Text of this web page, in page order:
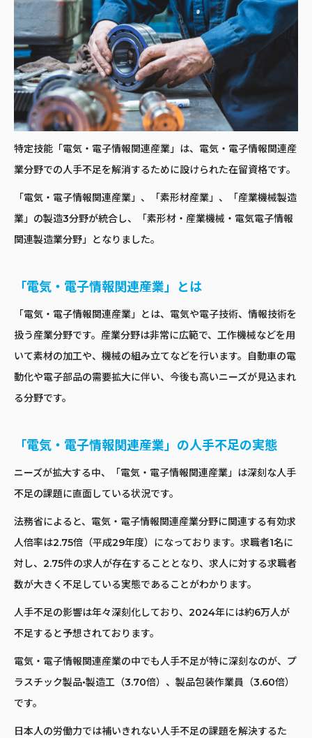
特定技能「電気・電子情報関連産業」は、電気・電子情報関連産
業分野での人手不足を解消するために設けられた在留資格です。
「電気・電子情報関連産業」、「素形材産業」、「産業機械製造
業」の製造3分野が統合し、「素形材・産業機械・電気電子情報
関連製造業分野」となりました。
「電気・電子情報関連産業」とは
「電気・電子情報関連産業」とは、電気や電子技術、情報技術を
扱う産業分野です。産業分野は非常に広範で、工作機械などを用
いて素材の加工や、機械の組み立てなどを行います。自動車の電
動化や電子部品の需要拡大に伴い、今後も高いニーズが見込まれ
る分野です。
「電気・電子情報関連産業」の人手不足の実態
ニーズが拡大する中、「電気・電子情報関連産業」は深刻な人手
不足の課題に直面している状況です。
法務省によると、電気・電子情報関連産業分野に関連する有効求
人倍率は2.75倍（平成29年度）になっております。求職者1名に
対し、2.75件の求人が存在することとなり、求人に対する求職者
数が大きく不足している実態であることがわかります。
人手不足の影響は年々深刻化しており、2024年には約6万人が
不足すると予想されております。
電気・電子情報関連産業の中でも人手不足が特に深刻なのが、プ
ラスチック製品•製造工（3.70倍）、製品包装作業員（3.60倍）
です。
日本人の労働力では補いきれない人手不足の課題を解決するた